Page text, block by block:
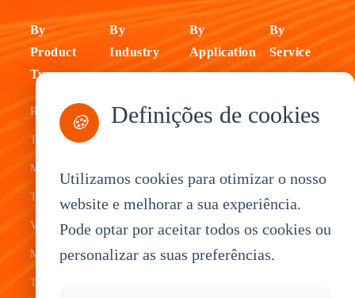
By
Product
Type
Rugged
Tablets
Mobile Data
Terminal
Vehicle
Mount
Tablets
By
Industry
Management
Transit
Transportation
Warehouse
Construction
By
Application
Delivery
Tablet
Vehicle
Tracking
Tablet
By
Service
Customization
Industrial
OEM
Knowledge
Base
🍪 Definições de cookies
Utilizamos cookies para otimizar o nosso
website e melhorar a sua experiência.
Pode optar por aceitar todos os cookies ou
personalizar as suas preferências.